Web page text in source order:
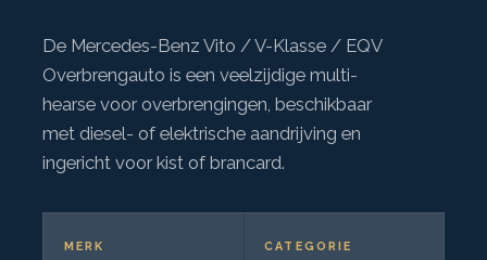
De Mercedes-Benz Vito / V-Klasse / EQV
Overbrengauto is een veelzijdige multi-
hearse voor overbrengingen, beschikbaar
met diesel- of elektrische aandrijving en
ingericht voor kist of brancard.
MERK CATEGORIE